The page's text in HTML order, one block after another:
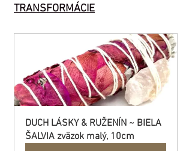
TRANSFORMÁCIE
DUCH LÁSKY & RUŽENÍN ~ BIELA
ŠALVIA zväzok malý, 10cm